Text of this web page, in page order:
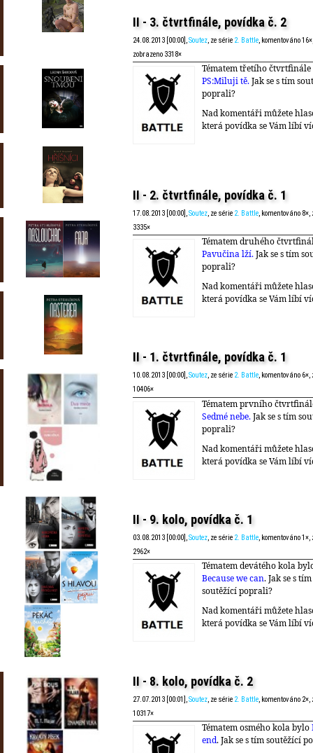
II - 3. čtvrtfinále, povídka č. 2
24.08.2013 [00:00],Soutez, ze série 2. Battle, komentováno 16×,
zobrazeno 3318×
Tématem třetího
PS:Miluji tě.Jak se s tím
poprali?
Nad komentáři můžete
která povídka se Vám líbí
II - 2. čtvrtfinále, povídka č. 1
17.08.2013 [00:00],Soutez, ze série 2. Battle, komentováno 8×,
3335×
Tématem druhého
Pavučina lží.Jak se s tím
poprali?
Nad komentáři můžete
která povídka se Vám líbí
II - 1. čtvrtfinále, povídka č. 1
10.08.2013 [00:00],Soutez, ze série 2. Battle, komentováno 6×,
10406×
Tématem prvního
Sedmé nebe.Jak se s tím
poprali?
Nad komentáři můžete
která povídka se Vám líbí
II - 9. kolo, povídka č. 1
03.08.2013 [00:00],Soutez, ze série 2. Battle, komentováno 1×,
2962×
Tématem devátého kola
Because we can. Jak se s tím
soutěžící poprali?
Nad komentáři můžete
která povídka se Vám líbí
II - 8. kolo, povídka č. 2
27.07.2013 [00:01],Soutez, ze série 2. Battle, komentováno 2×,
10317×
Tématem osmého kola bylo
end. Jak se s tím soutěžící